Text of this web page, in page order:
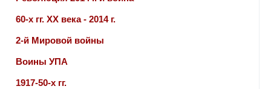
60-х гг. ХХ века - 2014 г.
2-й Мировой войны
Воины УПА
1917-50-х гг.